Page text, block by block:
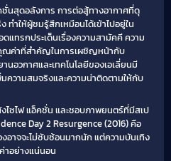
นสุดอลังการ การต่อสู้ทางอากาศที่ดุ
ทำให้ผู้ชมรู้สึกเหมือนได้เข้าไปอยู่ใน
ทรกประเด็นเรื่องความสามัคคี ความ
ณค่าที่สำคัญในการเผชิญหน้ากับ
อวกาศและเทคโนโลยีของเอเลี่ยนมี
ความสมจริงและความน่าติดตามให้กับ
ซไฟ แอ็คชั่น และชอบภาพยนตร์ที่มีสเป
Day 2 Resurgence (2016) คือ
าจจะไม่ซับซ้อนมากนัก แต่ความบันเทิง
าอย่างแน่นอน